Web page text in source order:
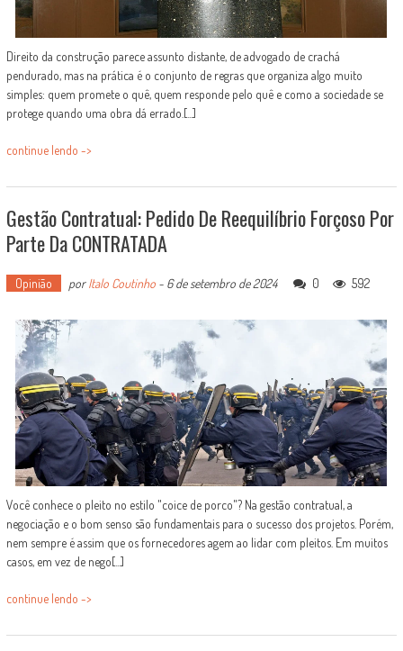
Direito da construção parece assunto distante, de advogado de crachá
pendurado, mas na prática é o conjunto de regras que organiza algo muito
simples: quem promete o quê, quem responde pelo quê e como a sociedade se
protege quando uma obra dá errado.[...]
continue lendo ->
Gestão Contratual: Pedido De Reequilíbrio Forçoso Por
Parte Da CONTRATADA
Opinião porItalo Coutinho- 6 de setembro de 2024 0 592
Você conhece o pleito no estilo "coice de porco"? Na gestão contratual, a
negociação e o bom senso são fundamentais para o sucesso dos projetos. Porém,
nem sempre é assim que os fornecedores agem ao lidar com pleitos. Em muitos
casos, em vez de nego[...]
continue lendo ->